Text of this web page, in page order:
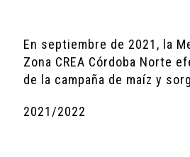
2021/2022
En septiembre de 2021, la
Zona CREA Córdoba Norte
de la campaña de maíz y